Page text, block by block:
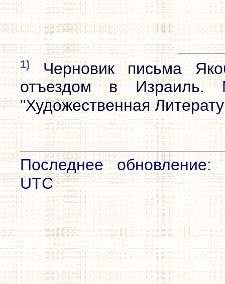
1)Черновик письма
отъездом в Израиль.
"Художественная
Последнее обновление:
UTC